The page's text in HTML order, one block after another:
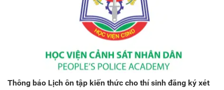
Thông báo Lịch ôn tập kiến thức cho thí sinh đăng ký xét